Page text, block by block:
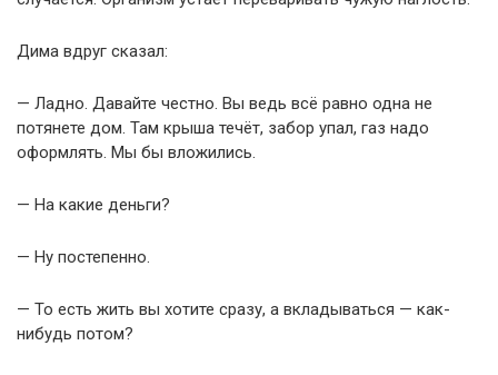
Дима вдруг сказал:
— Ладно. Давайте честно. Вы ведь всё равно одна не
потянете дом. Там крыша течёт, забор упал, газ надо
оформлять. Мы бы вложились.
— На какие деньги?
— Ну постепенно.
— То есть жить вы хотите сразу, а вкладываться — как-
нибудь потом?